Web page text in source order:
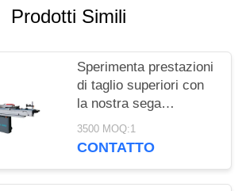
Prodotti Simili
Sperimenta prestazioni
di taglio superiori con
la nostra sega
scorrevole per la
lavorazione del legno
3500 MOQ:1
CONTATTO